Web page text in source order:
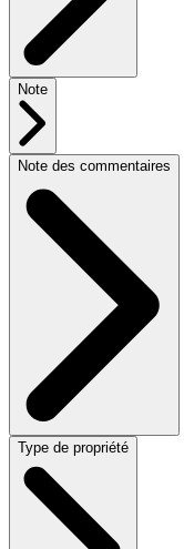
Note
Note des commentaires
Type de propriété